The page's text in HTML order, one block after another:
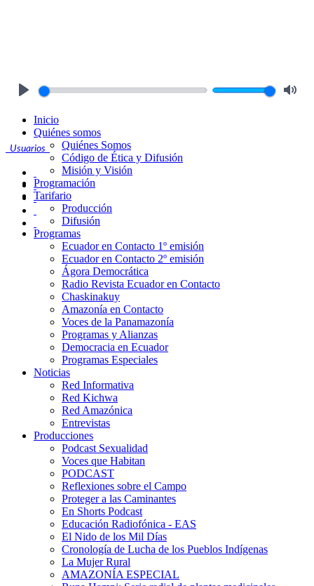
Usuarios
Inicio
Quiénes somos
Quiénes Somos
Código de Ética y Difusión
Misión y Visión
Programación
Tarifario
Producción
Difusión
Programas
Ecuador en Contacto 1º emisión
Ecuador en Contacto 2º emisión
Ágora Democrática
Radio Revista Ecuador en Contacto
Chaskinakuy
Amazonía en Contacto
Voces de la Panamazonía
Programas y Alianzas
Democracia en Ecuador
Programas Especiales
Noticias
Red Informativa
Red Kichwa
Red Amazónica
Entrevistas
Producciones
Podcast Sexualidad
Voces que Habitan
PODCAST
Reflexiones sobre el Campo
Proteger a las Caminantes
En Shorts Podcast
Educación Radiofónica - EAS
El Nido de los Mil Días
Cronología de Lucha de los Pueblos Indígenas
La Mujer Rural
AMAZONÍA ESPECIAL